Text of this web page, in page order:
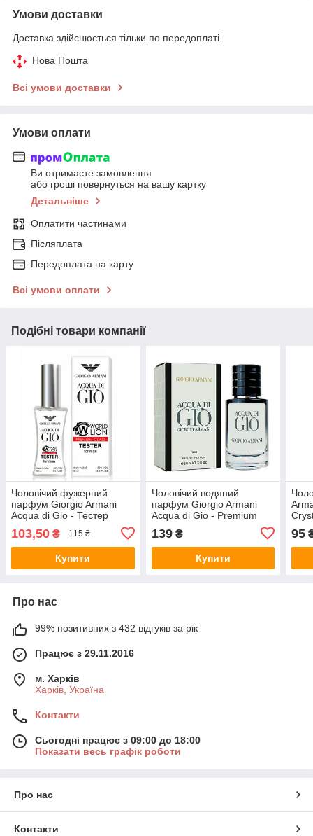
Умови доставки
Доставка здійснюється тільки по передоплаті.
Нова Пошта
Всі умови доставки
Умови оплати
Ви отримаєте замовлення
або гроші повернуться на вашу картку
Детальніше
Оплатити частинами
Післяплата
Передоплата на карту
Всі умови оплати
Подібні товари компанії
Чоловічий фужерний
парфум Giorgio Armani
Acqua di Gio - Тестер
103,50 ₴ 115 ₴
Купити
Чоловічий водяний
парфум Giorgio Armani
Acqua di Gio - Premium
139₴
Купити
95
Про нас
99% позитивних з 432 відгуків за рік
Працює з 29.11.2016
м. Харків
Харків, Україна
Контакти
Сьогодні працює з 09:00 до 18:00
Показати весь графік роботи
Про нас
Контакти